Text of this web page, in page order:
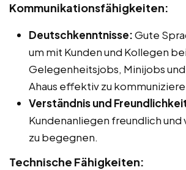
Kommunikationsfähigkeiten:
Deutschkenntnisse:Gute
um mit Kunden und Kollegen
Gelegenheitsjobs, Minijobs
Ahaus effektiv zu
Verständnis und
Kundenanliegen freundlich und
zu begegnen.
Technische Fähigkeiten: